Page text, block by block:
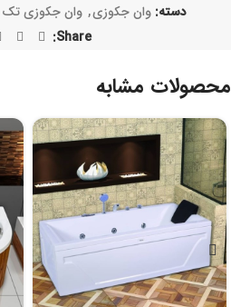
دسته: وان جکوزی, وان جکوزی تک
Share:
محصولات مشابه